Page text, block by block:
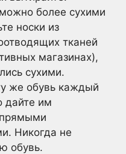
более сухими
носки из
тканей
магазинах),
сухими.
же обувь каждый
дайте им
прямыми
Никогда не
обувь.